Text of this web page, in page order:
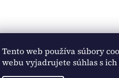
Tento web používa súbory
webu vyjadrujete súhlas s